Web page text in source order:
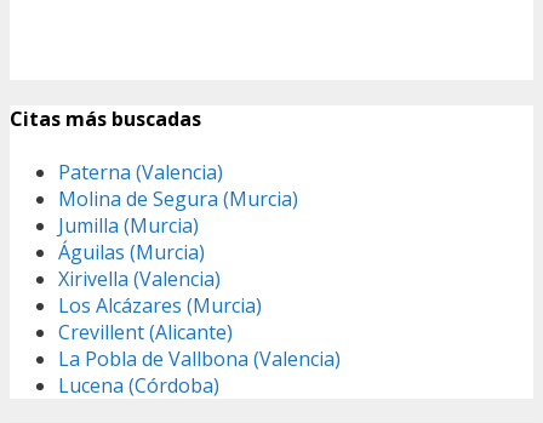
Citas más buscadas
Paterna (Valencia)
Molina de Segura (Murcia)
Jumilla (Murcia)
Águilas (Murcia)
Xirivella (Valencia)
Los Alcázares (Murcia)
Crevillent (Alicante)
La Pobla de Vallbona (Valencia)
Lucena (Córdoba)